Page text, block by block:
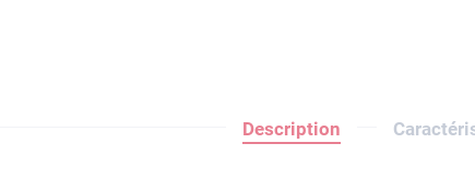
Description